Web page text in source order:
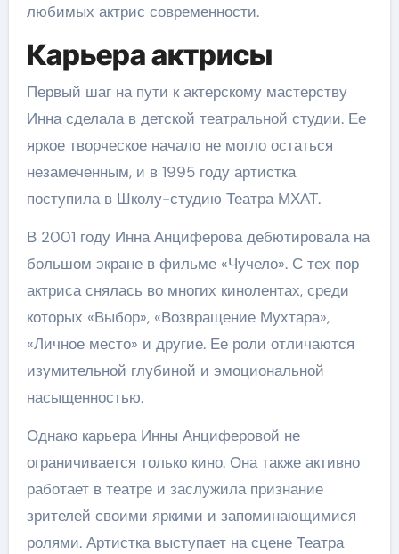
любимых актрис современности.
Карьера актрисы
Первый шаг на пути к актерскому мастерству
Инна сделала в детской театральной студии. Ее
яркое творческое начало не могло остаться
незамеченным, и в 1995 году артистка
поступила в Школу-студию Театра МХАТ.
В 2001 году Инна Анциферова дебютировала на
большом экране в фильме «Чучело». С тех пор
актриса снялась во многих кинолентах, среди
которых «Выбор», «Возвращение Мухтара»,
«Личное место» и другие. Ее роли отличаются
изумительной глубиной и эмоциональной
насыщенностью.
Однако карьера Инны Анциферовой не
ограничивается только кино. Она также активно
работает в театре и заслужила признание
зрителей своими яркими и запоминающимися
ролями. Артистка выступает на сцене Театра